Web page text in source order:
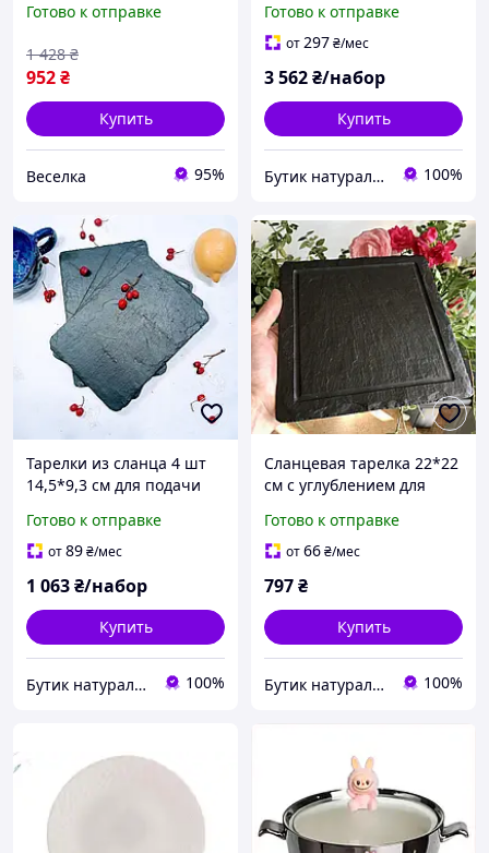
тематических вечеринок
Готово к отправке
952₴
1 428 ₴
Купить
Веселка 95%
Готово к отправке
от297₴/мес
3 562₴/набор
Купить
Бутик натурального сланца. Производитель сланцевой посуды в Украине 100%
Тарелки из сланца 4 шт
14,5*9,3 см для подачи
Готово к отправке
от89₴/мес
1 063₴/набор
Купить
Бутик натурального сланца. Производитель сланцевой посуды в Украине 100%
Сланцевая тарелка 22*22
см с углублением для
Готово к отправке
от66₴/мес
797₴
Купить
Бутик натурального сланца. Производитель сланцевой посуды в Украине 100%